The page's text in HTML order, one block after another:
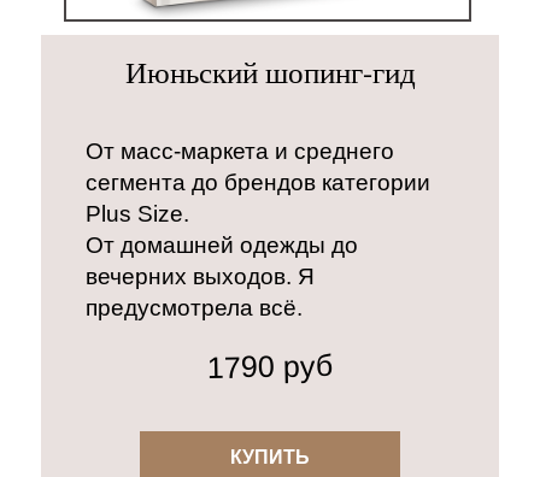
Июньский шопинг-гид
КУПИТЬ
1790 руб
От масс-маркета и среднего
сегмента до брендов категории
Plus Size.
От домашней одежды до
вечерних выходов. Я
предусмотрела всё.